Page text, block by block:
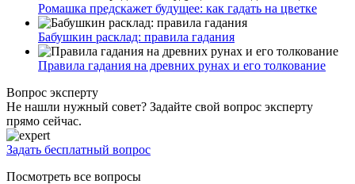
Ромашка предскажет будущее: как гадать на цветке
Бабушкин расклад: правила гадания
Правила гадания на древних рунах и его толкование
Вопрос эксперту
Не нашли нужный совет? Задайте свой вопрос эксперту
прямо сейчас.
Задать бесплатный вопрос
Посмотреть все вопросы